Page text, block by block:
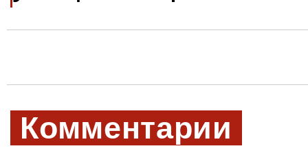
Комментарии